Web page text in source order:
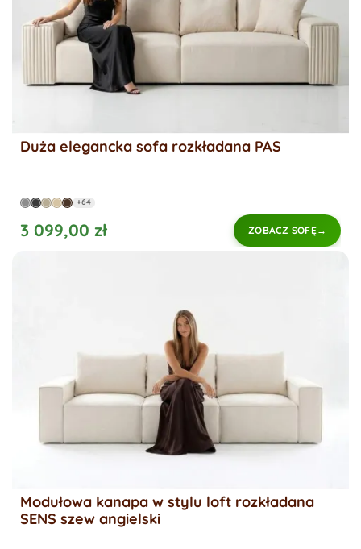
Duża elegancka sofa rozkładana PAS
+64
3 099,00 zł ZOBACZ SOFĘ
Modułowa kanapa w stylu loft rozkładana
SENS szew angielski